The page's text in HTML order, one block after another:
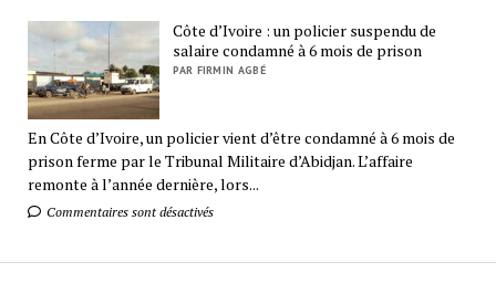
Côte d’Ivoire : un policier suspendu de
salaire condamné à 6 mois de prison
PAR FIRMIN AGBÉ
En Côte d’Ivoire, un policier vient d’être condamné à 6 mois de
prison ferme par le Tribunal Militaire d’Abidjan. L’affaire
remonte à l’année dernière, lors...
Commentaires sont désactivés